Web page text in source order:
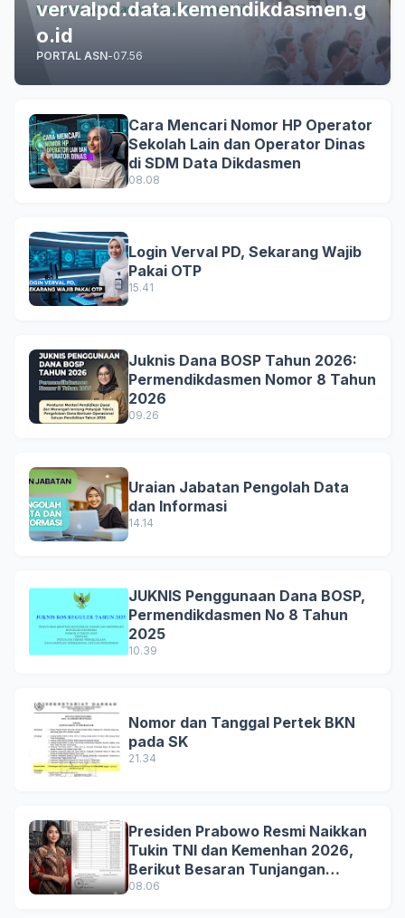
vervalpd.data.kemendikdasmen.g
o.id
PORTAL ASN-07.56
Cara Mencari Nomor HP Operator
Sekolah Lain dan Operator Dinas
di SDM Data Dikdasmen
08.08
Login Verval PD, Sekarang Wajib
Pakai OTP
15.41
Juknis Dana BOSP Tahun 2026:
Permendikdasmen Nomor 8 Tahun
2026
09.26
Uraian Jabatan Pengolah Data
dan Informasi
14.14
JUKNIS Penggunaan Dana BOSP,
Permendikdasmen No 8 Tahun
2025
10.39
Nomor dan Tanggal Pertek BKN
pada SK
21.34
Presiden Prabowo Resmi Naikkan
Tukin TNI dan Kemenhan 2026,
Berikut Besaran Tunjangan
Terbaru
08.06